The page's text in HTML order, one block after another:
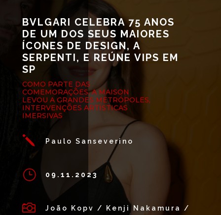
BVLGARI CELEBRA 75 ANOS
DE UM DOS SEUS MAIORES
ÍCONES DE DESIGN, A
SERPENTI, E REÚNE VIPS EM
SP
COMO PARTE DAS
COMEMORAÇÕES, A MAISON
LEVOU A GRANDES METRÓPOLES,
INTERVENÇÕES ARTÍSTICAS
IMERSIVAS
j Paulo Sanseverino
} 09.11.2023

João Kopv / Kenji Nakamura /